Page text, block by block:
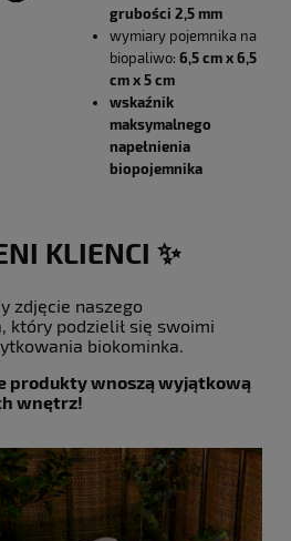
grubości 2,5 mm
wymiary pojemnika na
biopaliwo: 6,5 cm x 6,5
cm x 5 cm
wskaźnik
maksymalnego
napełnienia
biopojemnika
KLIENCI ✨
zdjęcie naszego
który podzielił się swoimi
biokominka.
produkty wnoszą wyjątkową
wnętrz!